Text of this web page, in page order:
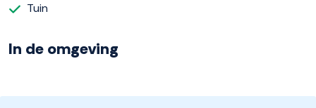
Tuin
In de omgeving